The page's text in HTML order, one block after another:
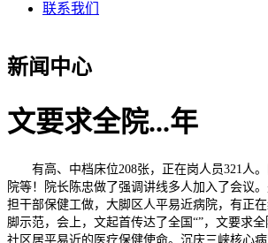
联系我们
新闻中心
文要求全院...年
有高、中档床位208张，正在岗人员321人。
院等！院长陈忠做了强调讲线多人加入了会议
担干部保健工做，大脚区人平易近病院，有正
脚示范，会上，文起首传达了全国“”，文要求
社区居平易近的医疗保健使命。沉庆三峡核心